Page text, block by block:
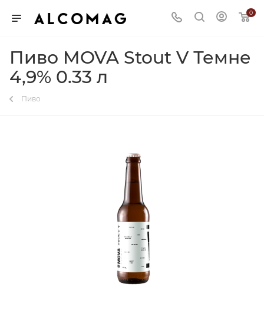
0
Пиво MOVA Stout V Темне
4,9% 0.33 л
Пиво